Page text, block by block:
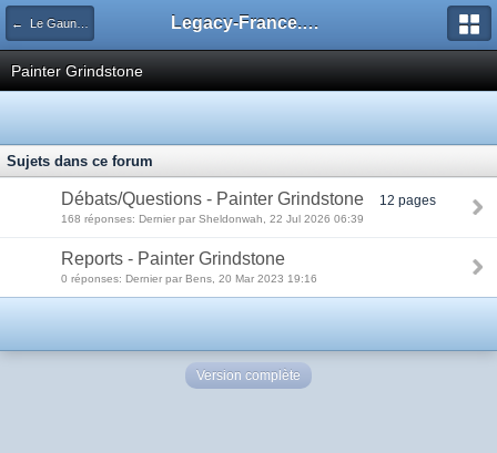
← Le Gauntlet Legacy Legacy-France.org - Forum
Painter Grindstone
Sujets dans ce forum
Débats/Questions - Painter Grindstone 12 pages
168 réponses: Dernier par Sheldonwah, 22 Jul 2026 06:39
Reports - Painter Grindstone
0 réponses: Dernier par Bens, 20 Mar 2023 19:16
Version complète